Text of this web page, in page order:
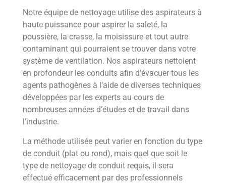
Notre équipe de nettoyage utilise des aspirateurs à
haute puissance pour aspirer la saleté, la
poussière, la crasse, la moisissure et tout autre
contaminant qui pourraient se trouver dans votre
système de ventilation. Nos aspirateurs nettoient
en profondeur les conduits afin d’évacuer tous les
agents pathogènes à l’aide de diverses techniques
développées par les experts au cours de
nombreuses années d’études et de travail dans
l’industrie.
La méthode utilisée peut varier en fonction du type
de conduit (plat ou rond), mais quel que soit le
type de nettoyage de conduit requis, il sera
effectué efficacement par des professionnels